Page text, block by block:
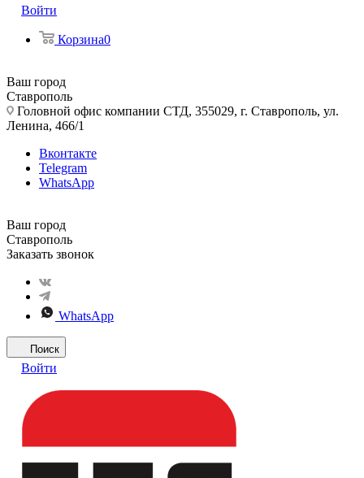
Войти
Корзина0
Ваш город
Ставрополь
Головной офис компании СТД, 355029, г. Ставрополь, ул.
Ленина, 466/1
Вконтакте
Telegram
WhatsApp
Ваш город
Ставрополь
Заказать звонок
WhatsApp
Поиск
Войти